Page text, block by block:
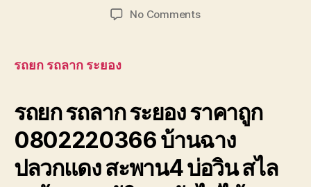
date
No Commentson
ปลวกแดง
สะพาน4
บ่อ
วิน
รถยก รถลาก ระยอง
รถยก รถลาก ระยอง ราคาถูก
0802220366 บ้านฉาง
ปลวกแดง สะพาน4 บ่อวิน สไล